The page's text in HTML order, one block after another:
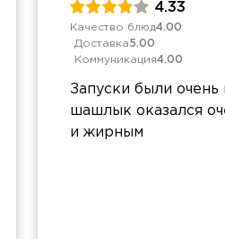
4.33
Качество блюд4.00
Доставка5.00
Коммуникация4.00
Запуски были очень
шашлык оказался
и жирным